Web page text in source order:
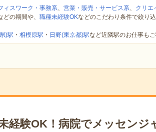
ィスワーク・事務系、 営業・販売・サービス系、 クリエ
どの期間や、 職種未経験OKなどのこだわり条件で絞り込
)駅 ・ 相模原駅 ・ 日野(東京都)駅など近隣駅のお仕事もご
験OK！病院でメッセンジ